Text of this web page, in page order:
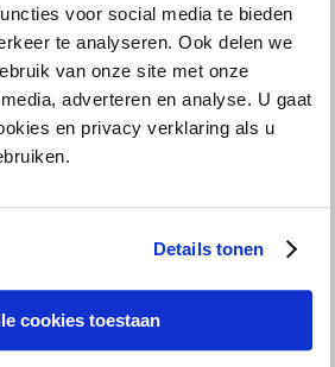
voor social media te bieden
te analyseren. Ook delen we
van onze site met onze
adverteren en analyse. U gaat
en privacy verklaring als u
Details tonen
cookies toestaan
en grote
Bierens
rechtvaardigheid
om druk te zetten op uw